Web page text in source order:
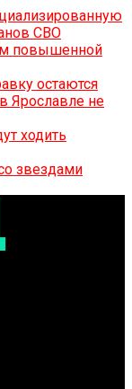
СВО
повышенной
остаются
Ярославле не
ходить
звездами